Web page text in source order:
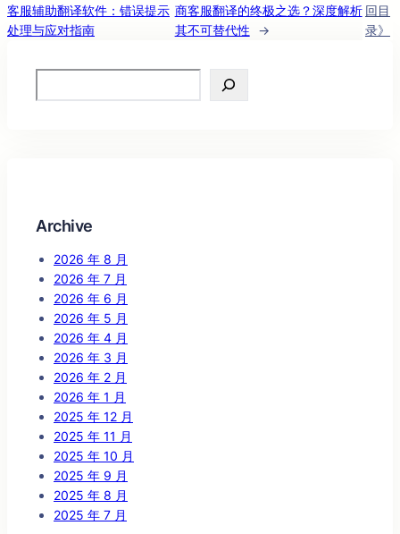
客服辅助翻译软件：错误提示
处理与应对指南
商客服翻译的终极之选？深度解析
其不可替代性
→
回目
录》
Archive
2026 年 8 月
2026 年 7 月
2026 年 6 月
2026 年 5 月
2026 年 4 月
2026 年 3 月
2026 年 2 月
2026 年 1 月
2025 年 12 月
2025 年 11 月
2025 年 10 月
2025 年 9 月
2025 年 8 月
2025 年 7 月